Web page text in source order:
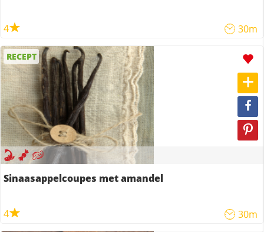
4 30m
RECEPT
Sinaasappelcoupes met amandel
4 30m